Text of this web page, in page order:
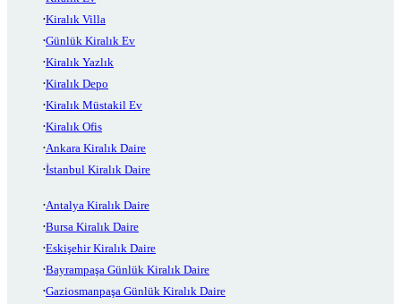
Kiralık Villa
Günlük Kiralık Ev
Kiralık Yazlık
Kiralık Depo
Kiralık Müstakil Ev
Kiralık Ofis
Ankara Kiralık Daire
İstanbul Kiralık Daire
Antalya Kiralık Daire
Bursa Kiralık Daire
Eskişehir Kiralık Daire
Bayrampaşa Günlük Kiralık Daire
Gaziosmanpaşa Günlük Kiralık Daire